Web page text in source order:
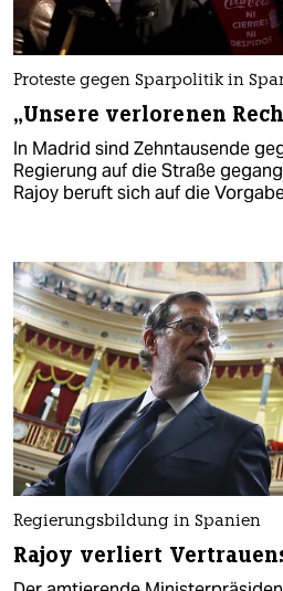
Proteste gegen Sparpolitik in
„Unsere verlorenen
In Madrid sind Zehntausende
Regierung auf die Straße
Rajoy beruft sich auf die
Regierungsbildung in Spanien
Rajoy verliert